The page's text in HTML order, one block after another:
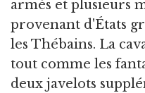
armés et plusieurs
provenant d'États
les Thébains. La
tout comme les
deux javelots